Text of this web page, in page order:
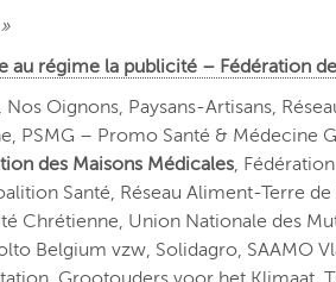
au régime la publicité – Fédération
Oignons, Paysans-Artisans,
– Promo Santé & Médecine
des Maisons Médicales,
Santé, Réseau Aliment-Terre
Chrétienne, Union Nationale des
Belgium vzw, Solidagro, SAAMO